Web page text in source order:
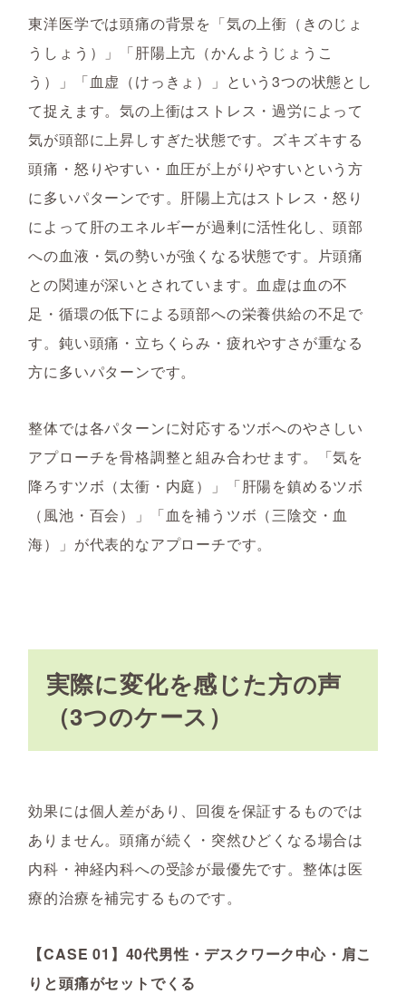
東洋医学では頭痛の背景を「気の上衝（きのじょ
うしょう）」「肝陽上亢（かんようじょうこ
う）」「血虚（けっきょ）」という3つの状態とし
て捉えます。気の上衝はストレス・過労によって
気が頭部に上昇しすぎた状態です。ズキズキする
頭痛・怒りやすい・血圧が上がりやすいという方
に多いパターンです。肝陽上亢はストレス・怒り
によって肝のエネルギーが過剰に活性化し、頭部
への血液・気の勢いが強くなる状態です。片頭痛
との関連が深いとされています。血虚は血の不
足・循環の低下による頭部への栄養供給の不足で
す。鈍い頭痛・立ちくらみ・疲れやすさが重なる
方に多いパターンです。
整体では各パターンに対応するツボへのやさしい
アプローチを骨格調整と組み合わせます。「気を
降ろすツボ（太衝・内庭）」「肝陽を鎮めるツボ
（風池・百会）」「血を補うツボ（三陰交・血
海）」が代表的なアプローチです。
実際に変化を感じた方の声
（3つのケース）
効果には個人差があり、回復を保証するものでは
ありません。頭痛が続く・突然ひどくなる場合は
内科・神経内科への受診が最優先です。整体は医
療的治療を補完するものです。
【CASE 01】40代男性・デスクワーク中心・肩こ
りと頭痛がセットでくる